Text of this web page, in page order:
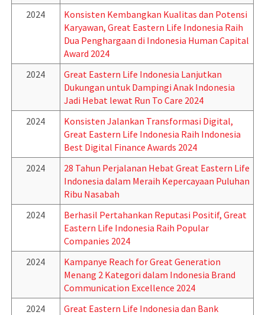
2024
Konsisten Kembangkan Kualitas dan Potensi
Karyawan, Great Eastern Life Indonesia Raih
Dua Penghargaan di Indonesia Human Capital
Award 2024
2024
Great Eastern Life Indonesia Lanjutkan
Dukungan untuk Dampingi Anak Indonesia
Jadi Hebat lewat Run To Care 2024
2024
Konsisten Jalankan Transformasi Digital,
Great Eastern Life Indonesia Raih Indonesia
Best Digital Finance Awards 2024
2024
28 Tahun Perjalanan Hebat Great Eastern Life
Indonesia dalam Meraih Kepercayaan Puluhan
Ribu Nasabah
2024
Berhasil Pertahankan Reputasi Positif, Great
Eastern Life Indonesia Raih Popular
Companies 2024
2024
Kampanye Reach for Great Generation
Menang 2 Kategori dalam Indonesia Brand
Communication Excellence 2024
2024
Great Eastern Life Indonesia dan Bank